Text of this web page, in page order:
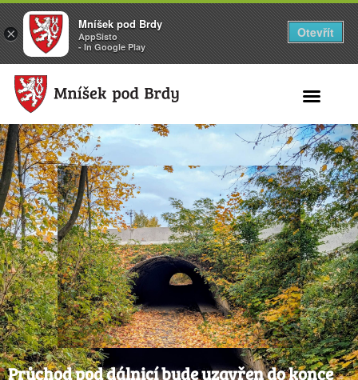
Průchod pod dálnicí bude uzavřen do konce
×
Mníšek pod Brdy
AppSisto
- In Google Play
Otevřít